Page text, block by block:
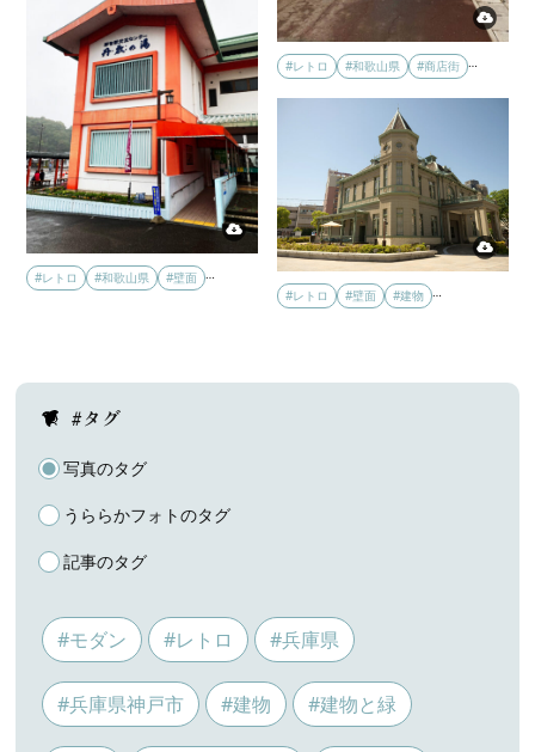
#レトロ #和歌山県 #商店街
#レトロ #和歌山県 #壁面 …
#レトロ
#壁面 #建物 …
#タグ
写真のタグ
うららかフォトのタグ
記事のタグ
#モダン #レトロ #兵庫県
#兵庫県神戸市 #建物 #建物と緑